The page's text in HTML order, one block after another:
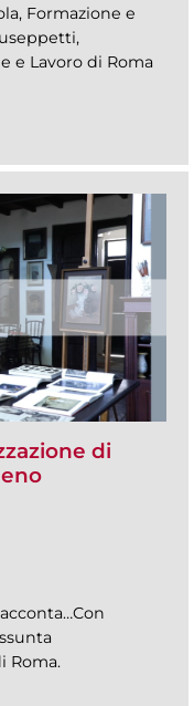
Formazione e
e Lavoro di Roma
di
Roma.